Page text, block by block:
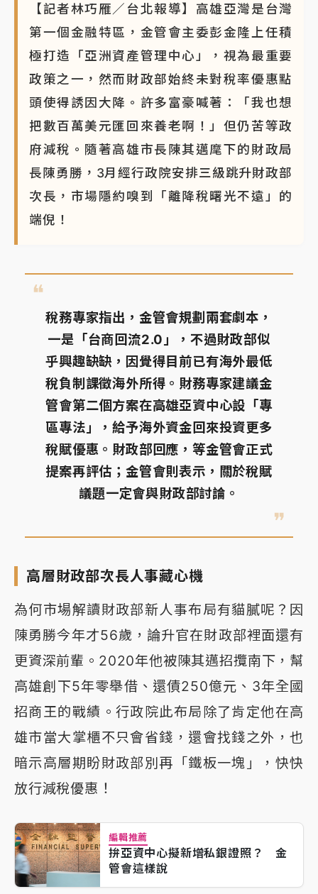
蔣萬安的建中同學！47歲法律學霸戰桃園 公開上任首
要3件事
【記者林巧雁／台北報導】高雄亞灣是台灣
第一個金融特區，金管會主委彭金隆上任積
極打造「亞洲資產管理中心」，視為最重要
政策之一，然而財政部始終未對稅率優惠點
頭使得誘因大降。許多富豪喊著：「我也想
把數百萬美元匯回來養老啊！」但仍苦等政
府減稅。隨著高雄市長陳其邁麾下的財政局
長陳勇勝，3月經行政院安排三級跳升財政部
次長，市場隱約嗅到「離降稅曙光不遠」的
端倪！
稅務專家指出，金管會規劃兩套劇本，
一是「台商回流2.0」，不過財政部似
乎興趣缺缺，因覺得目前已有海外最低
稅負制課徵海外所得。財務專家建議金
管會第二個方案在高雄亞資中心設「專
區專法」，給予海外資金回來投資更多
稅賦優惠。財政部回應，等金管會正式
提案再評估；金管會則表示，關於稅賦
議題一定會與財政部討論。
高層財政部次長人事藏心機
為何市場解讀財政部新人事布局有貓膩呢？因
陳勇勝今年才56歲，論升官在財政部裡面還有
更資深前輩。2020年他被陳其邁招攬南下，幫
高雄創下5年零舉借、還債250億元、3年全國
招商王的戰績。行政院此布局除了肯定他在高
雄市當大掌櫃不只會省錢，還會找錢之外，也
暗示高層期盼財政部別再「鐵板一塊」，快快
放行減稅優惠！
編輯推薦
拚亞資中心擬新增私銀證照？ 金
管會這樣說